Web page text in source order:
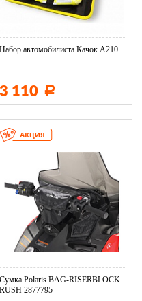
Набор автомобилиста Качок А210
3 110 Р
Сумка Polaris BAG-RISERBLOCK
RUSH 2877795